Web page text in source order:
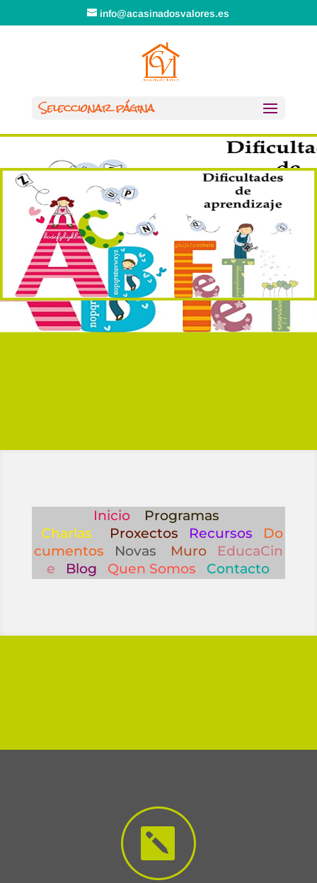
info@acasinadosvalores.es
Seleccionar página
Inicio
Programas
Charlas
Proxectos Recursos
Do
cumentos
Novas Muro
EducaCin
e
Blog Quen Somos Contacto
